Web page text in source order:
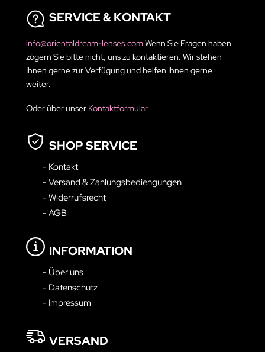
SERVICE & KONTAKT
info@orientaldream-lenses.comWenn Sie Fragen haben,
zögern Sie bitte nicht, uns zu kontaktieren. Wir stehen
Ihnen gerne zur Verfügung und helfen Ihnen gerne
weiter.
Oder über unser Kontaktformular.
SHOP SERVICE
- Kontakt
- Versand & Zahlungsbediengungen
- Widerrufsrecht
- AGB
INFORMATION
- Über uns
- Datenschutz
- Impressum
VERSAND